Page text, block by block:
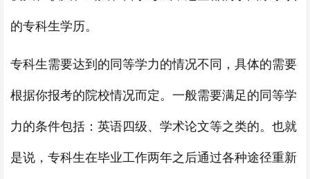
的专科生学历。
专科生需要达到的同等学力的情况不同，具体的需要
根据你报考的院校情况而定。一般需要满足的同等学
力的条件包括：英语四级、学术论文等之类的。也就
是说，专科生在毕业工作两年之后通过各种途径重新